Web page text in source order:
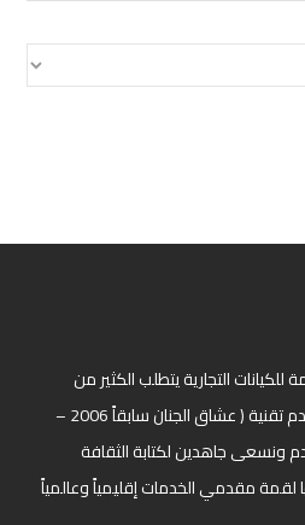
التجارية يتطلب الكثير من
التطوير , لذلك نحن في 2018 نقدم تقنية ( عشاق الجنان سابقاً 2006 –
ونسعى جاهدين لكتابة الثقافة
لقمة مقدمي الخدمات إقليمياً وعالمياً